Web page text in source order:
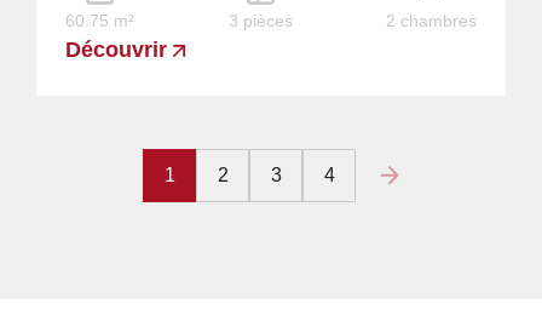
60.75 m² 3 pièces 2 chambres
Découvrir
1 2 3 4